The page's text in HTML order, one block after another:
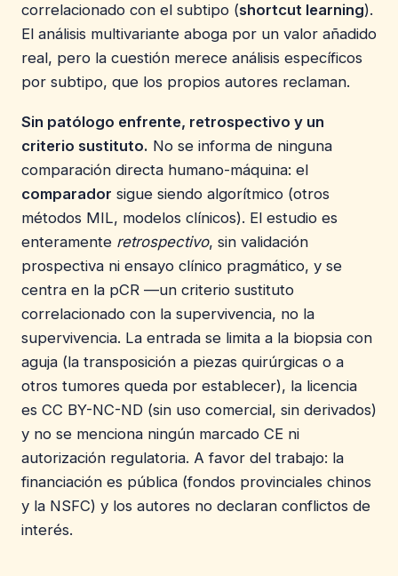
correlacionado con el subtipo (shortcut learning).
El análisis multivariante aboga por un valor añadido
real, pero la cuestión merece análisis específicos
por subtipo, que los propios autores reclaman.
Sin patólogo enfrente, retrospectivo y un
criterio sustituto. No se informa de ninguna
comparación directa humano-máquina: el
comparador sigue siendo algorítmico (otros
métodos MIL, modelos clínicos). El estudio es
enteramente retrospectivo, sin validación
prospectiva ni ensayo clínico pragmático, y se
centra en la pCR —un criterio sustituto
correlacionado con la supervivencia, no la
supervivencia. La entrada se limita a la biopsia con
aguja (la transposición a piezas quirúrgicas o a
otros tumores queda por establecer), la licencia
es CC BY-NC-ND (sin uso comercial, sin derivados)
y no se menciona ningún marcado CE ni
autorización regulatoria. A favor del trabajo: la
financiación es pública (fondos provinciales chinos
y la NSFC) y los autores no declaran conflictos de
interés.